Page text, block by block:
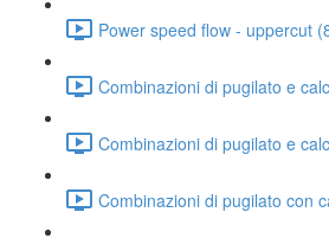
Power speed flow - uppercut
Combinazioni di pugilato e
Combinazioni di pugilato e
Combinazioni di pugilato con